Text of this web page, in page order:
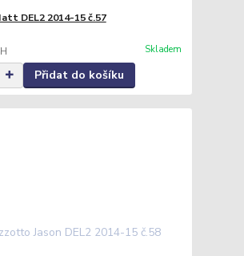
DEL2 2014-15 č.57
Skladem
Přidat do košíku